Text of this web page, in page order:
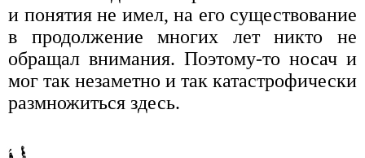
и понятия не имел, на его существование
в продолжение многих лет никто не
обращал внимания. Поэтому-то носач и
мог так незаметно и так катастрофически
размножиться здесь.